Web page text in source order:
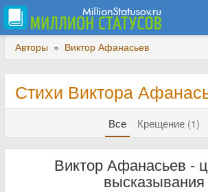
Авторы » Виктор Афанасьев
Стихи Виктора
Все Крещение (1)
Виктор Афанасьев -
высказывания